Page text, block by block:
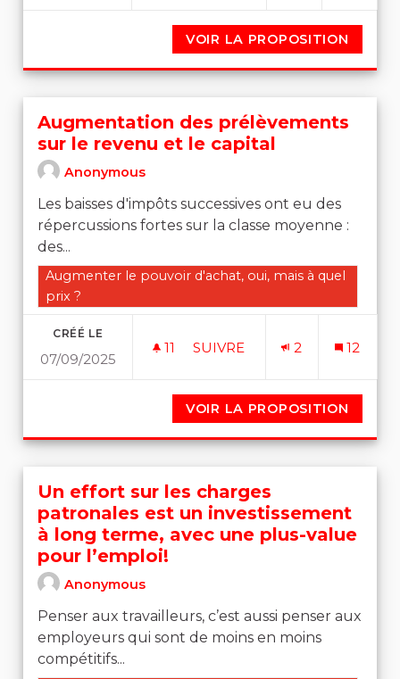
VOIR LA PROPOSITION
Augmentation des prélèvements
sur le revenu et le capital
Anonymous
Les baisses d'impôts successives ont eu des
répercussions fortes sur la classe moyenne :
des...
Filtrer les résultats de la catégorie : Augmenter le
Augmenter le pouvoir d'achat, oui, mais à quel
prix ?
CRÉÉ LE
07/09/2025
11 11 ABONNÉS
SUIVRE 2 12
VOIR LA PROPOSITION
Un effort sur les charges
patronales est un investissement
à long terme, avec une plus-value
pour l’emploi!
Anonymous
Penser aux travailleurs, c’est aussi penser aux
employeurs qui sont de moins en moins
compétitifs...